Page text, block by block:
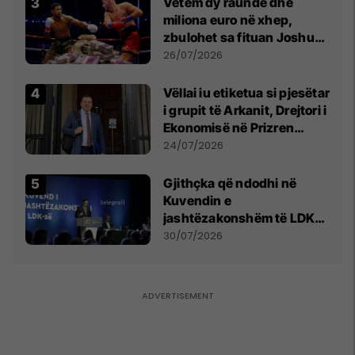
miliona euro në xhep,
zbulohet sa fituan Joshua
e Prenga
26/07/2026
Vëllai iu etiketua si pjesëtar
i grupit të Arkanit, Drejtori i
Ekonomisë në Prizren
mohon pretendimet
24/07/2026
Gjithçka që ndodhi në
Kuvendin e
jashtëzakonshëm të LDK-
së
30/07/2026